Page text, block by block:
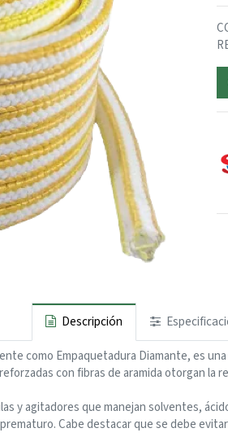
Descripción
como Empaquetadura Diamante, es
con fibras de aramida otorgan la
y agitadores que manejan solventes,
Cabe destacar que se debe